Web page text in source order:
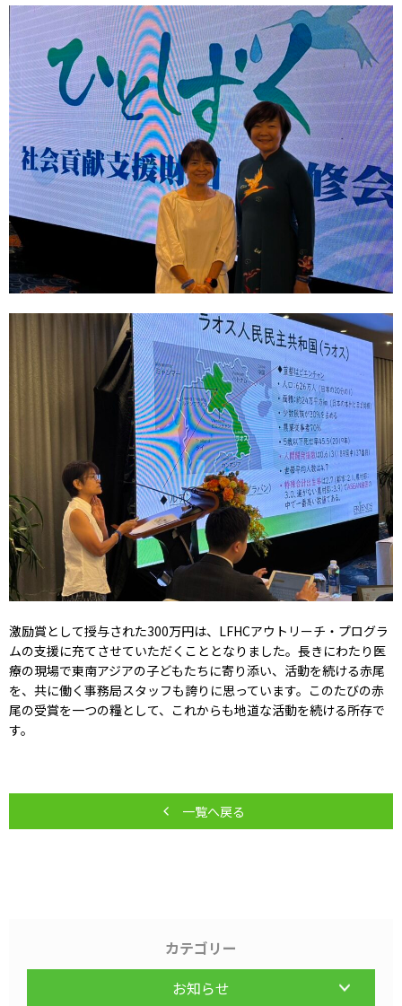
激励賞として授与された300万円は、LFHCアウトリーチ・プログラ
ムの支援に充てさせていただくこととなりました。長きにわたり医
療の現場で東南アジアの子どもたちに寄り添い、活動を続ける赤尾
を、共に働く事務局スタッフも誇りに思っています。このたびの赤
尾の受賞を一つの糧として、これからも地道な活動を続ける所存で
す。
一覧へ戻る
カテゴリー
お知らせ